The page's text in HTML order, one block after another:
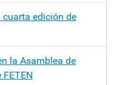
edición de
la Asamblea de